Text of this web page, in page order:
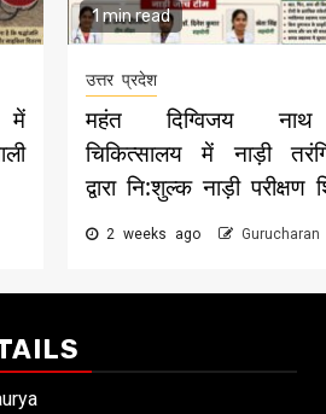
में
1 min read
उत्तर प्रदेश
महंत दिग्विजय
चिकित्सालय में नाड़ी
द्वारा नि:शुल्क नाड़ी परीक्षण
2 weeks ago